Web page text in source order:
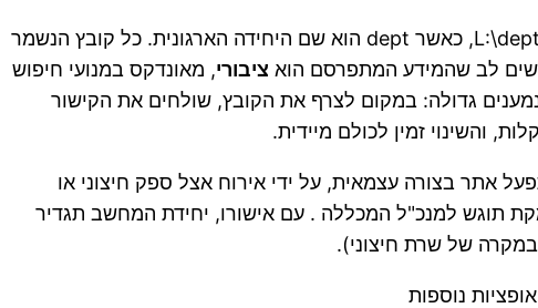
– לכל יחידה ארגונית יש אפשרות לפרסם באינטרנט קבצים ומידע דרך שמירת קובץ בכונן L:\dept, כאשר dept הוא שם היחידה הארגונית. כל קובץ הנשמר
ציבורי, מאונדקס במנועי חיפוש
גדולה: במקום לצרף את הקובץ, שולחים את הקישור
והשינוי זמין לכולם מיידית.
אתר בצורה עצמאית, על ידי אירוח אצל ספק חיצוני או
תוגש למנכ"ל המכללה . עם אישורו, יחידת המחשב תגדיר
נוספות